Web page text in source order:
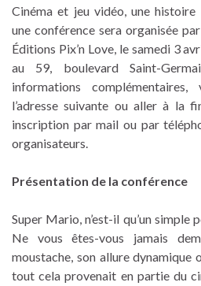
Cinéma et jeu vidéo, une
une conférence sera organisée
Éditions Pix’n Love, le samedi 3
au 59, boulevard Saint-
informations
l’adresse suivante ou aller à la
inscription par mail ou par
organisateurs.
Présentation de la conférence
Super Mario, n’est-il qu’un simple
Ne vous êtes-vous jamais
moustache, son allure dynamique
tout cela provenait en partie du